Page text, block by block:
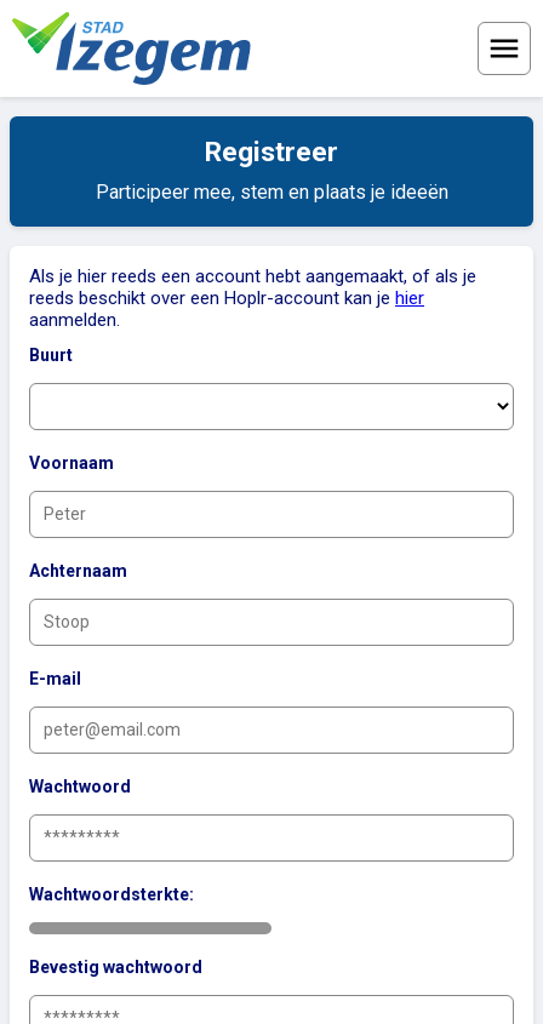
Registreer
Participeer mee, stem en plaats je ideeën
Als je hier reeds een account hebt aangemaakt, of als je
reeds beschikt over een Hoplr-account kan je hier
aanmelden.
Buurt
Voornaam
Achternaam
E-mail
Wachtwoord
Wachtwoordsterkte:
Bevestig wachtwoord